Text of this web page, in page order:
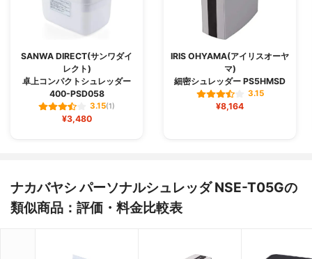
SANWA DIRECT(サンワダイ
レクト)
卓上コンパクトシュレッダー
400-PSD058
3.15(1)
¥3,480
IRIS OHYAMA(アイリスオーヤ
マ)
細密シュレッダー PS5HMSD
3.15
¥8,164
ナカバヤシ パーソナルシュレッダ NSE-T05Gの
類似商品：評価・料金比較表